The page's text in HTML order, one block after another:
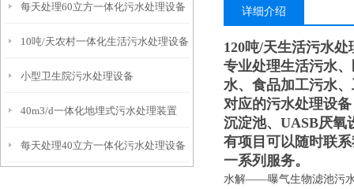
每天处理60立方一体化污水处理设备
10吨/天农村一体化生活污水处理设备
小型卫生院污水处理设备
40m3/d一体化地埋式污水处理装置
每天处理40立方一体化污水处理设备
详细介绍
120吨/天生活污水处
专业处理生活污水
水、食品加工污水
对应的污水处理设
沉淀池、UASB厌氧
有项目可以随时联
一系列服务。
水解——曝气生物滤池污水